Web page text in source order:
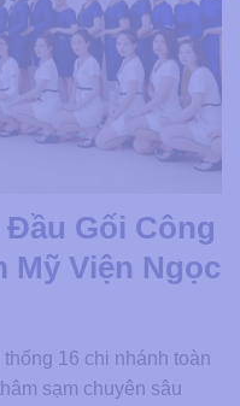
Đầu Gối Công
Mỹ Viện Ngọc
16 chi nhánh toàn
sạm chuyên sâu